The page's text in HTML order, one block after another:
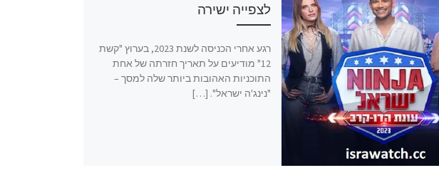
לצפייה ישירה
רגע אחרי הכניסה לשנת 2023, בערוץ "קשת
12" מודיעים על תאריך חזרתה של אחת
התוכניות האהובות ביותר שלה למסך –
"נינג'ה ישראל". […]